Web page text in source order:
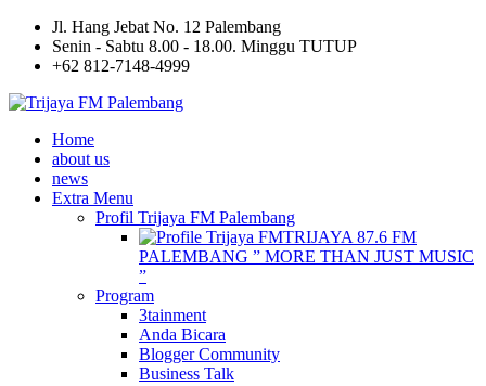
Jl. Hang Jebat No. 12 Palembang
Senin - Sabtu 8.00 - 18.00. Minggu TUTUP
+62 812-7148-4999
Home
about us
news
Extra Menu
Profil Trijaya FM Palembang
TRIJAYA 87.6 FM
PALEMBANG ” MORE THAN JUST MUSIC
”
Program
3tainment
Anda Bicara
Blogger Community
Business Talk